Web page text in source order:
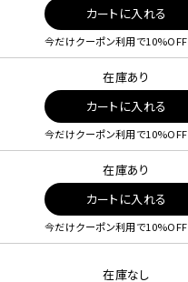
カートに入れる
今だけクーポン利用で10%OFF
在庫あり
カートに入れる
今だけクーポン利用で10%OFF
在庫あり
カートに入れる
今だけクーポン利用で10%OFF
在庫なし